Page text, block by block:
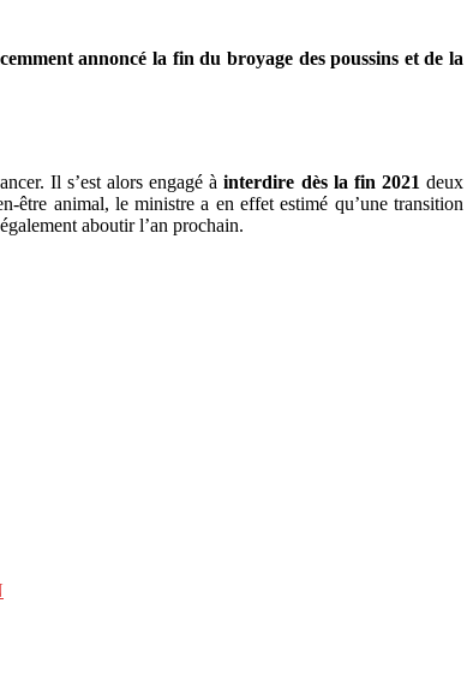
annoncé la fin du broyage des poussins et de la
Il s’est alors engagé àinterdire dès la fin 2021 deux
être animal, le ministre a en effet estimé qu’une transition
aboutir l’an prochain.